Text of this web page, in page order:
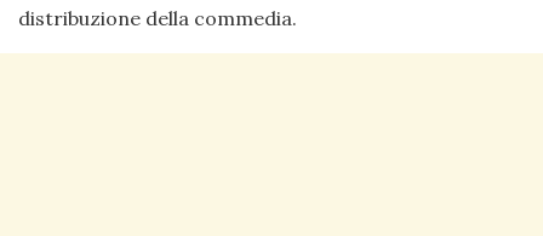
distribuzione della commedia.